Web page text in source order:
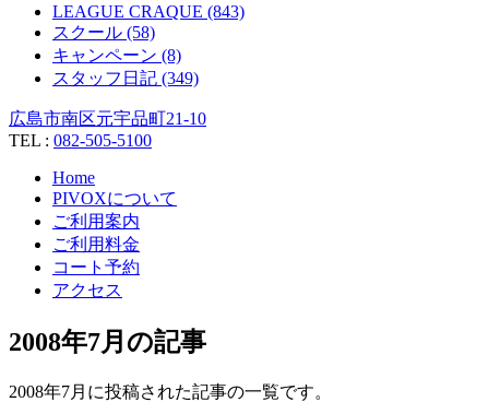
LEAGUE CRAQUE (843)
スクール (58)
キャンペーン (8)
スタッフ日記 (349)
広島市南区元宇品町21-10
TEL : 082-505-5100
Home
PIVOXについて
ご利用案内
ご利用料金
コート予約
アクセス
2008年7月の記事
2008年7月に投稿された記事の一覧です。